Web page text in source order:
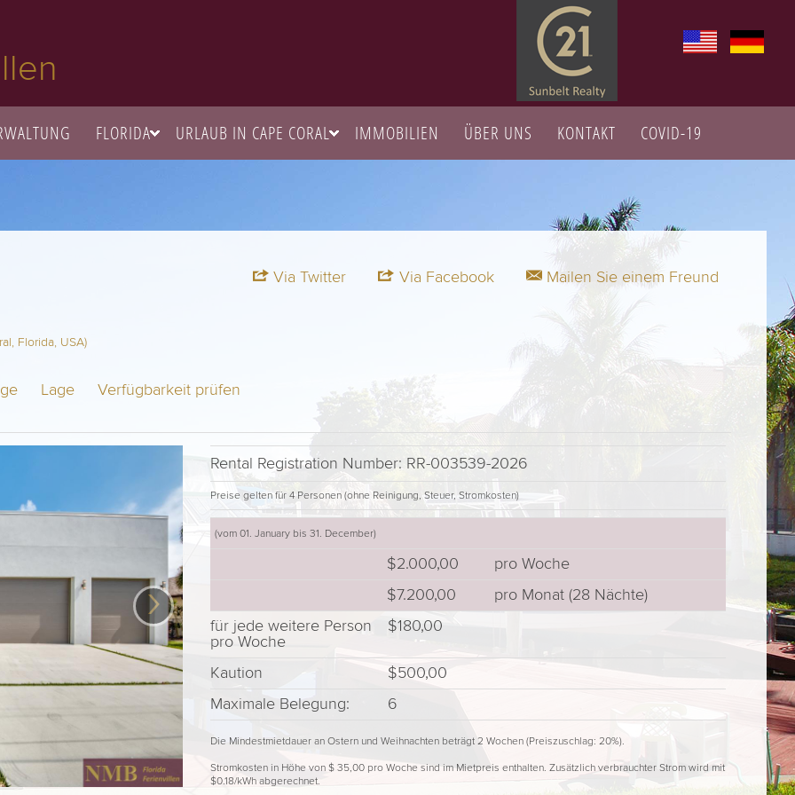
FLORIDA URLAUB IN CAPE CORAL IMMOBILIEN ÜBER UNS KONTAKT COVID-19
Via Twitter Via Facebook Mailen Sie einem Freund
Florida, USA)
Lage Verfügbarkeit prüfen
›
Rental Registration Number: RR-003539-2026
Preise gelten für 4 Personen (ohne Reinigung, Steuer, Stromkosten)
(vom 01. January bis 31. December)
$2.000,00
pro Woche
$7.200,00
pro Monat (28 Nächte)
für jede weitere Person
pro Woche
$180,00
Kaution
$500,00
Maximale Belegung:
6
Die Mindestmietdauer an Ostern und Weihnachten beträgt 2 Wochen (Preiszuschlag: 20%).
Stromkosten in Höhe von $ 35,00 pro Woche sind im Mietpreis enthalten. Zusätzlich verbrauchter Strom wird mit
$0.18/kWh abgerechnet.